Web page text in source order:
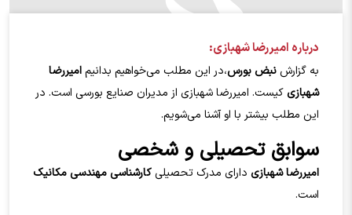
درباره اميررضا شهبازي:
به گزارش نبض بورس،در این مطلب می‌خواهیم بدانیماميررضا
شهبازي کیست. اميررضا شهبازي از مدیران صنایع بورسی است. در
این مطلب بیشتر با او آشنا می‌شویم.
سوابق تحصیلی و شخصی
اميررضا شهبازي دارای مدرک تحصیلی کارشناسی مهندسی مکانیک
است.